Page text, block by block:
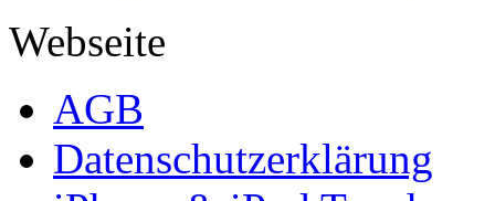
Webseite
AGB
Datenschutzerklärung